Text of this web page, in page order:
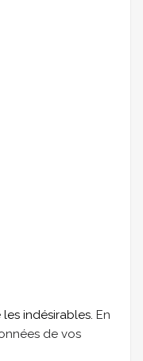
indésirables. En
de vos